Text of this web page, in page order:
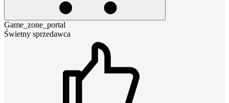
Game_zone_portal
Świetny sprzedawca